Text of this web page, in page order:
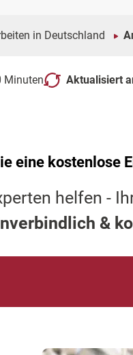
in Deutschland
Minuten Aktualisiert
eine kostenlose
helfen -
&